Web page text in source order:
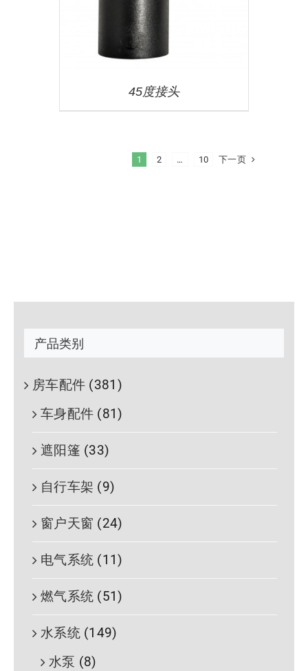
45度接头
1 2 … 10 下一页
产品类别
房车配件 (381)
车身配件 (81)
遮阳篷 (33)
自行车架 (9)
窗户天窗 (24)
电气系统 (11)
燃气系统 (51)
水系统 (149)
水泵 (8)